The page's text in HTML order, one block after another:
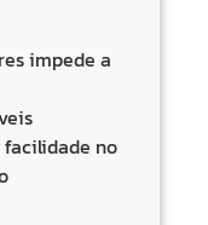
impede a
no